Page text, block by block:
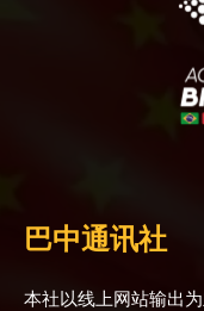
巴中通讯社
本社以线上网站输出